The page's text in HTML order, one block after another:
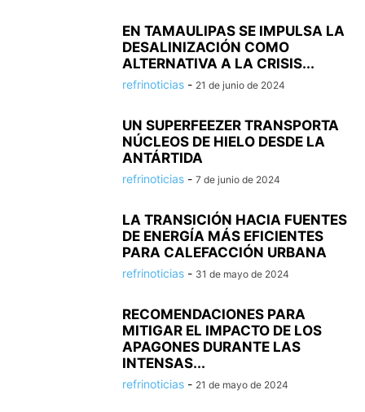
EN TAMAULIPAS SE IMPULSA LA
DESALINIZACIÓN COMO
ALTERNATIVA A LA CRISIS...
refrinoticias - 21 de junio de 2024
UN SUPERFEEZER TRANSPORTA
NÚCLEOS DE HIELO DESDE LA
ANTÁRTIDA
refrinoticias - 7 de junio de 2024
LA TRANSICIÓN HACIA FUENTES
DE ENERGÍA MÁS EFICIENTES
PARA CALEFACCIÓN URBANA
refrinoticias - 31 de mayo de 2024
RECOMENDACIONES PARA
MITIGAR EL IMPACTO DE LOS
APAGONES DURANTE LAS
INTENSAS...
refrinoticias - 21 de mayo de 2024